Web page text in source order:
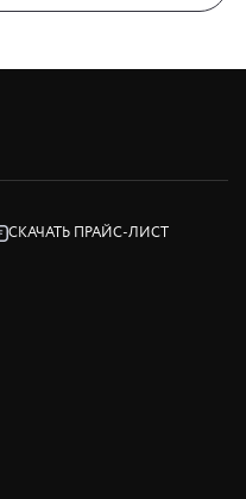
СКАЧАТЬ ПРАЙС-ЛИСТ